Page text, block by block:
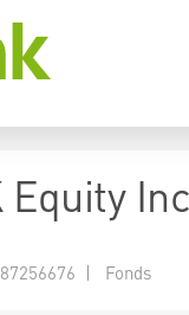
Equity
| Fonds